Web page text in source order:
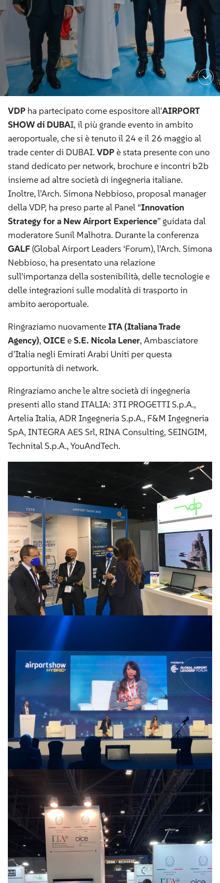
VDP ha partecipato come espositore all’AIRPORT
SHOW di DUBAI, il più grande evento in ambito
aeroportuale, che si è tenuto il 24 e il 26 maggio al
trade center di DUBAI. VDPè stata presente con uno
stand dedicato per network, brochure e incontri b2b
insieme ad altre società di ingegneria italiane.
Inoltre, l’Arch. Simona Nebbioso, proposal manager
della VDP, ha preso parte al Panel “Innovation
Strategy for a New Airport Experience” guidata dal
moderatore Sunil Malhotra. Durante la conferenza
GALF(Global Airport Leaders ‘Forum), l’Arch. Simona
Nebbioso, ha presentato una relazione
sull’importanza della sostenibilità, delle tecnologie e
delle integrazioni sulle modalità di trasporto in
ambito aeroportuale.
Ringraziamo nuovamenteITA (Italiana Trade
Agency), OICE eS.E. Nicola Lener, Ambasciatore
d’Italia negli Emirati Arabi Uniti per questa
opportunità di network.
Ringraziamo anche le altre società di ingegneria
presenti allo stand ITALIA: 3TI PROGETTI S.p.A.,
Artelia Italia, ADR Ingegneria S.p.A., F&M Ingegneria
SpA, INTEGRA AES Srl, RINA Consulting, SEINGIM,
Technital S.p.A., YouAndTech.